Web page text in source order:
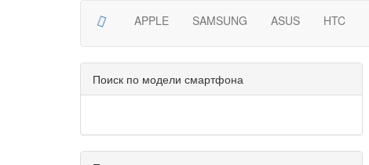
APPLE SAMSUNG ASUS HTC
Поиск по модели смартфона